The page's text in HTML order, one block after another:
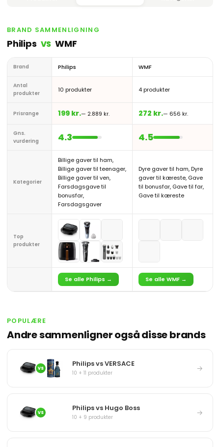
BRAND SAMMENLIGNING
Philips VS WMF
Brand Philips WMF
Antal
produkter
10 produkter 4 produkter
Prisrange 199 kr.— 2.889 kr. 272 kr.— 656 kr.
Gns.
vurdering
4.3 4.5
Kategorier
Billige gaver til ham,
Billige gaver til teenager,
Billige gaver til ven,
Farsdagsgave til
bonusfar,
Farsdagsgaver
Dyre gaver til ham, Dyre
gaver til kæreste, Gave
til bonusfar, Gave til far,
Gave til kæreste
Top
produkter
Se alle Philips → Se alle WMF →
POPULÆRE
Andre sammenligner også disse brands
VS Philips vs VERSACE
10 + 11 produkter →
VS Philips vs Hugo Boss
10 + 9 produkter →